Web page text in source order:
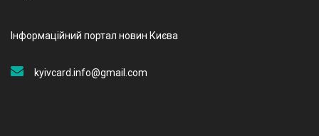
Інформаційний портал новин Києва
kyivcard.info@gmail.com